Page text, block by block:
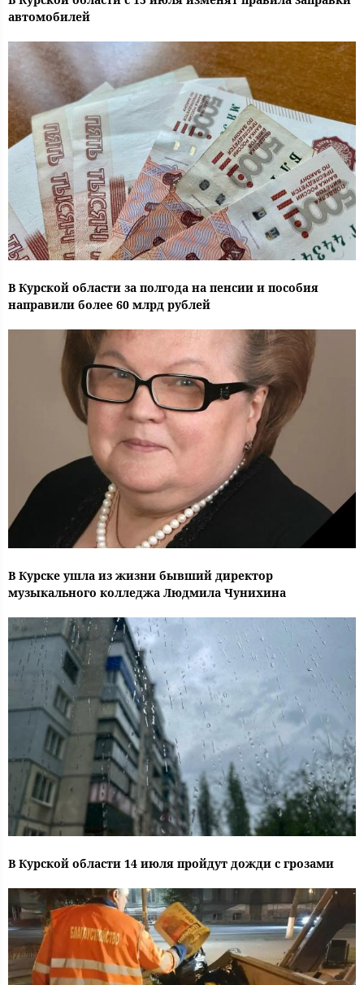
автомобилей
В Курской области за полгода на пенсии и пособия
направили более 60 млрд рублей
В Курске ушла из жизни бывший директор
музыкального колледжа Людмила Чунихина
В Курской области 14 июля пройдут дожди с грозами